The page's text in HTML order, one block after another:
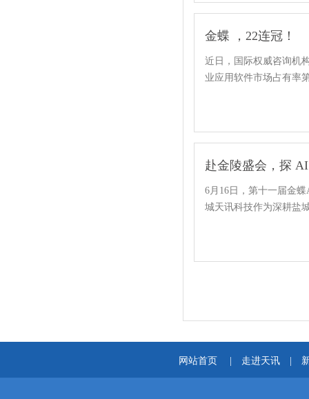
金蝶 ，22连冠！
近日，国际权威咨询机
业应用软件市场占有率
赴金陵盛会，探
6月16日，第十一届金
城天讯科技作为深耕盐
网站首页 走进天讯|